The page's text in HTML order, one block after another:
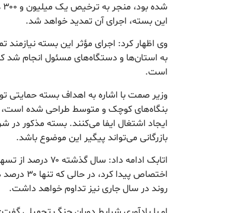
این بسته، اجرای آن تمدید خواهد شد.
وی اظهار کرد: اجرای مؤثر این بسته نیازمند
به استان‌ها و دستگاه‌های مسئول انجام شد
است.
وزیر صمت با اشاره به اهداف بسته حمایتی
بنگاه‌های کوچک و متوسط طراحی شده است،
ایجاد اشتغال ایفا می‌کنند. بسته مذکور در
بازرگانی می‌تواند پیگیر این موضوع باشد.
اتابک ادامه داد:
اختصاص
روند در سال جاری نیز تداوم خواهد داشت.